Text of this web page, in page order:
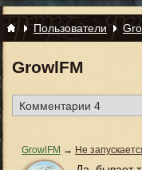
Пользователи
GrowlFM
GrowlFM → Не